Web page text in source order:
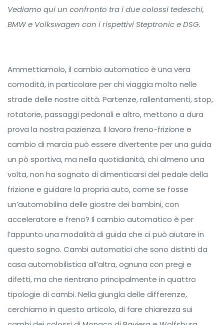
Vediamo qui un confronto tra i due colossi tedeschi,
BMW e Volkswagen con i rispettivi Steptronic e DSG.
Ammettiamolo, il cambio automatico è una vera
comodità, in particolare per chi viaggia molto nelle
strade delle nostre città. Partenze, rallentamenti, stop,
rotatorie, passaggi pedonali e altro, mettono a dura
prova la nostra pazienza. Il lavoro freno-frizione e
cambio di marcia può essere divertente per una guida
un pò sportiva, ma nella quotidianità, chi almeno una
volta, non ha sognato di dimenticarsi del pedale della
frizione e guidare la propria auto, come se fosse
un’automobilina delle giostre dei bambini, con
acceleratore e freno? Il cambio automatico è per
l’appunto una modalità di guida che ci può aiutare in
questo sogno. Cambi automatici che sono distinti da
casa automobilistica all’altra, ognuna con pregi e
difetti, ma che rientrano principalmente in quattro
tipologie di cambi. Nella giungla delle differenze,
cerchiamo in questo articolo, di fare chiarezza sui